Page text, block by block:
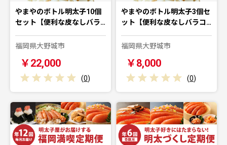
やまやのボトル明太子10個
セット【便利な皮なしバラ…
福岡県大野城市
￥22,000
(0)
やまやのボトル明太子3個セ
ット【便利な皮なしバラコ…
福岡県大野城市
￥8,000
(0)